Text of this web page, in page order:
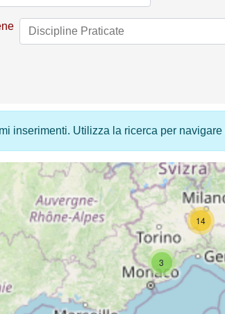
inserimenti. Utilizza la ricerca per
3
14